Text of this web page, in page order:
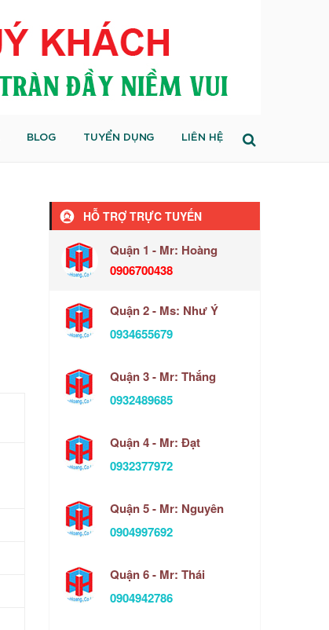
BLOG TUYỂN DỤNG LIÊN HỆ
HỖ TRỢ TRỰC TUYẾN
Quận 1 - Mr: Hoàng
0906700438
Quận 2 - Ms: Như Ý
0934655679
Quận 3 - Mr: Thắng
0932489685
Quận 4 - Mr: Đạt
0932377972
Quận 5 - Mr: Nguyên
0904997692
Quận 6 - Mr: Thái
0904942786